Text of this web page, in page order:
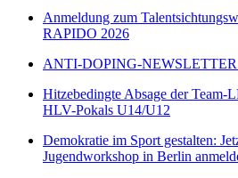
Anmeldung zum
RAPIDO 2026
ANTI-DOPING-NEWSLETTER
Hitzebedingte Absage der Team-
HLV-Pokals U14/U12
Demokratie im Sport gestalten:
Jugendworkshop in Berlin